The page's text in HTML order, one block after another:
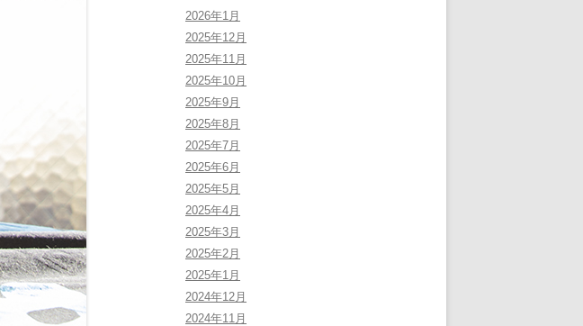
2026年1月
2025年12月
2025年11月
2025年10月
2025年9月
2025年8月
2025年7月
2025年6月
2025年5月
2025年4月
2025年3月
2025年2月
2025年1月
2024年12月
2024年11月